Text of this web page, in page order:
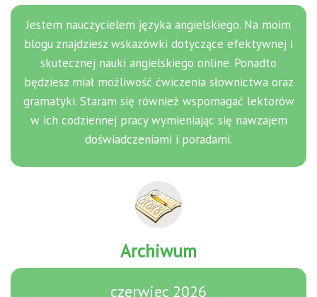
Jestem nauczycielem języka angielskiego. Na moim
blogu znajdziesz wskazówki dotyczące efektywnej i
skutecznej nauki angielskiego online. Ponadto
będziesz miał możliwość ćwiczenia słownictwa oraz
gramatyki. Staram się również wspomagać lektorów
w ich codziennej pracy wymieniając się nawzajem
doświadczeniami i poradami.
Archiwum
czerwiec 2026